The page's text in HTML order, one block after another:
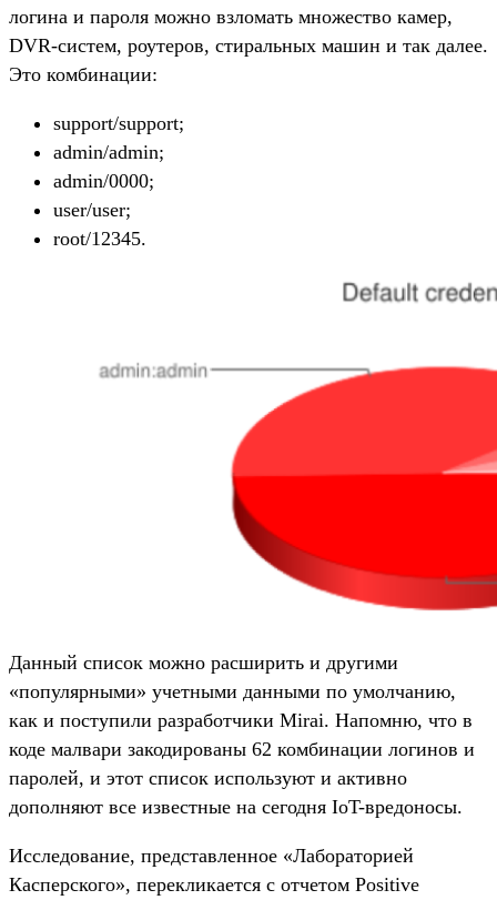
логина и пароля можно взломать множество камер,
DVR-систем, роутеров, стиральных машин и так далее.
Это комбинации:
support/support;
admin/admin;
admin/0000;
user/user;
root/12345.
Данный список можно расширить и другими
«популярными» учетными данными по умолчанию,
как и поступили разработчики Mirai. Напомню, что в
коде малвари закодированы 62 комбинации логинов и
паролей, и этот список используют и активно
дополняют все известные на сегодня IoT-вредоносы.
Исследование, представленное «Лабораторией
Касперского», перекликается с отчетом Positive